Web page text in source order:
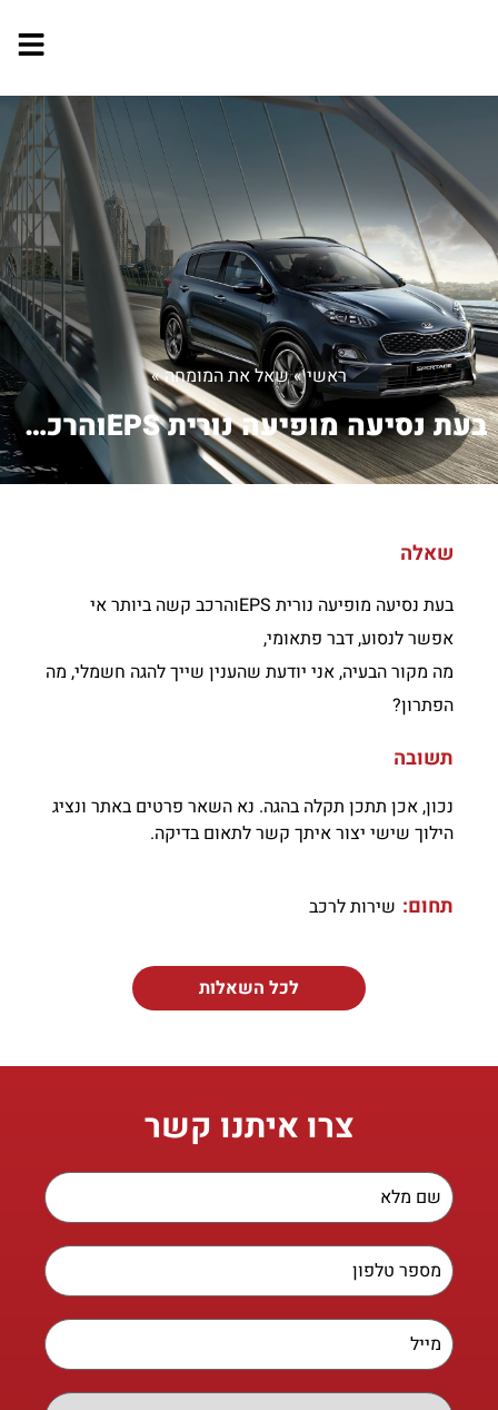
ראשי»שאל את המומחה»
בעת נסיעה מופיעה נורית EPSוהרכב קשה ב...
שאלה
בעת נסיעה מופיעה נורית EPSוהרכב קשה ביותר אי
אפשר לנסוע, דבר פתאומי,
מה מקור הבעיה, אני יודעת שהענין שייך להגה חשמלי, מה
הפתרון?
תשובה
נכון, אכן תתכן תקלה בהגה. נא השאר פרטים באתר ונציג
הילוך שישי יצור איתך קשר לתאום בדיקה.
תחום: שירות לרכב
לכל השאלות
צרו איתנו קשר